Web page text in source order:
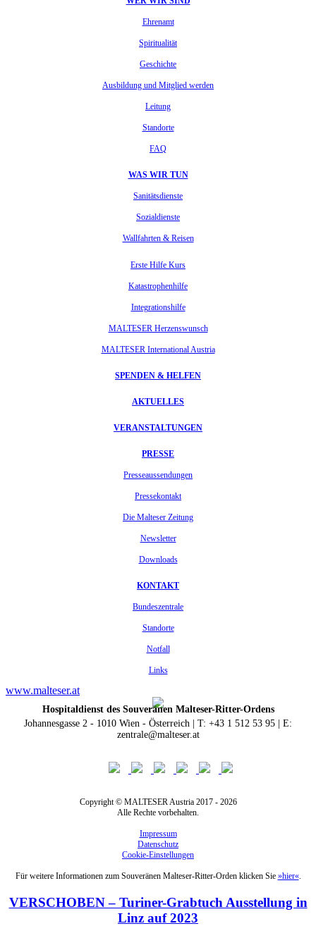
Ehrenamt
Spiritualität
Geschichte
Ausbildung und Mitglied werden
Leitung
Standorte
FAQ
WAS WIR TUN
Sanitätsdienste
Sozialdienste
Wallfahrten & Reisen
Erste Hilfe Kurs
Katastrophenhilfe
Integrationshilfe
MALTESER Herzenswunsch
MALTESER International Austria
SPENDEN & HELFEN
AKTUELLES
VERANSTALTUNGEN
PRESSE
Presseaussendungen
Pressekontakt
Die Malteser Zeitung
Newsletter
Downloads
KONTAKT
Bundeszentrale
Standorte
Notfall
Links
www.malteser.at
Hospitaldienst des Souveränen Malteser-Ritter-Ordens
Johannesgasse 2 - 1010 Wien - Österreich | T: +43 1 512 53 95 | E:
zentrale@malteser.at
Copyright © MALTESER Austria 2017 - 2026
Alle Rechte vorbehalten.
Impressum
Datenschutz
Cookie-Einstellungen
Für weitere Informationen zum Souveränen Malteser-Ritter-Orden klicken Sie »hier«.
VERSCHOBEN – Turiner-Grabtuch Ausstellung in
Linz auf 2023